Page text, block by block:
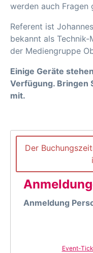
werden auch
Referent ist
bekannt als Technik-
der Mediengruppe
Einige Geräte
Verfügung. Bringen
mit.
Der
Anmeldung
Event-